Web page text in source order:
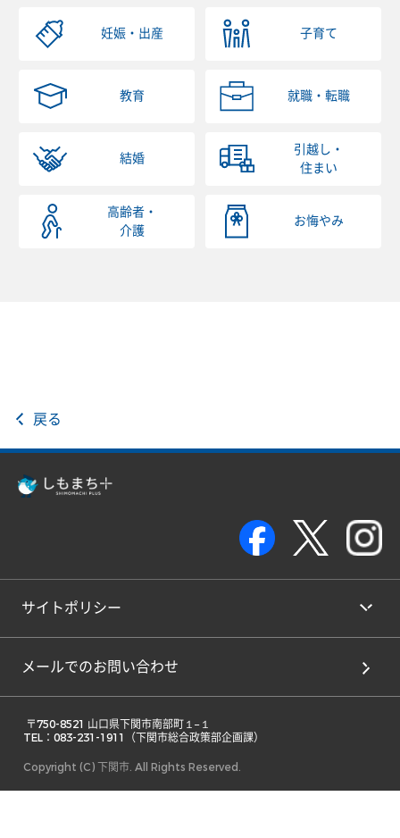
妊娠・出産 子育て
教育 就職・転職
結婚
引越し・
住まい
高齢者・
介護
お悔やみ
戻る
サイトポリシー
メールでのお問い合わせ
TEL：083-231-1911（下関市総合政策部企画課）
Copyright (C) 下関市. All Rights Reserved.